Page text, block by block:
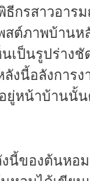
ธีกรสาวอาร
สต์ภาพบ้านห
เป็นรูปร่าง
งนี้อลังการง
ยู่หน้าบ้านนั้น
นี้ของต้นหอม